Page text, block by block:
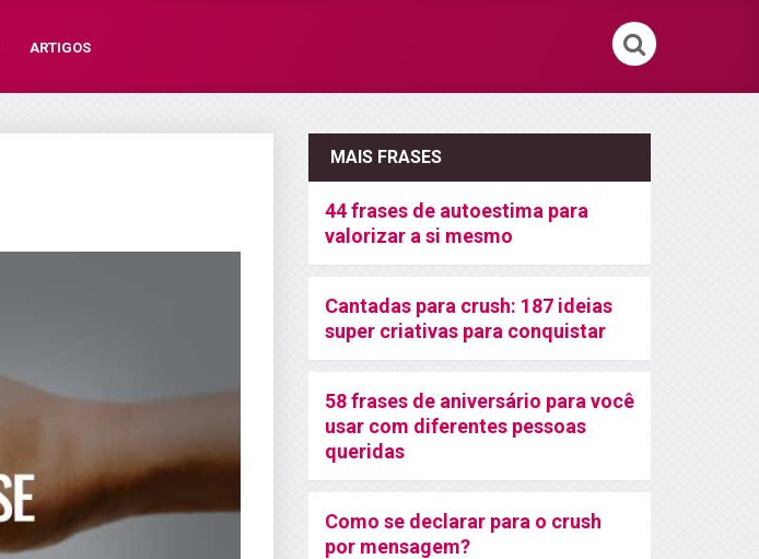
ARTIGOS
MAIS FRASES
44 frases de autoestima para
valorizar a si mesmo
Cantadas para crush: 187 ideias
super criativas para conquistar
58 frases de aniversário para você
usar com diferentes pessoas
queridas
Como se declarar para o crush
por mensagem?